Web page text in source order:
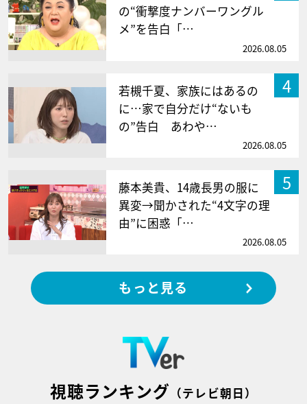
の“衝撃度ナンバーワングル
メ”を告白「…
2026.08.05
4
若槻千夏、家族にはあるの
に…家で自分だけ“ないも
の”告白 あわや…
2026.08.05
5
藤本美貴、14歳長男の服に
異変→聞かされた“4文字の理
由”に困惑「…
2026.08.05
もっと見る
視聴ランキング （テレビ朝日）